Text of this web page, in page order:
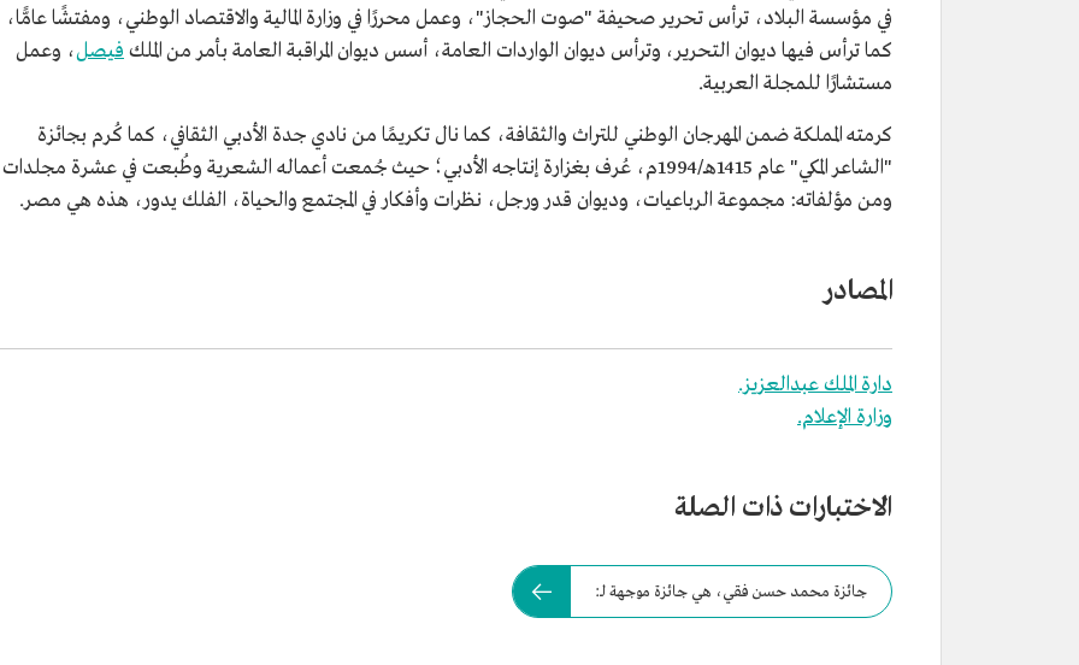
في مؤسسة البلاد، ترأس تحرير صحيفة "صوت الحجاز"، وعمل محررًا في وزارة المالية والاقتصاد الوطني، ومفتشًا عامًّا،
كما ترأس فيها ديوان التحرير، وترأس ديوان الواردات العامة، أسس ديوان المراقبة العامة بأمر من الملك فيصل، وعمل
مستشارًا للمجلة العربية.
كرمته المملكة ضمن المهرجان الوطني للتراث والثقافة، كما نال تكريمًا من نادي جدة الأدبي الثقافي، كما كُرم بجائزة
"الشاعر المكي" عام 1415هـ/1994م، عُرف بغزارة إنتاجه الأدبي؛ حيث جُمعت أعماله الشعرية وطُبعت في عشرة
ومن مؤلفاته: مجموعة الرباعيات، وديوان قدر ورجل، نظرات وأفكار في المجتمع والحياة، الفلك يدور، هذه هي مصر.
المصادر
دارة الملك عبدالعزيز.
وزارة الإعلام.
الاختبارات ذات الصلة
جائزة محمد حسن فقي، هي جائزة موجهة لـ: